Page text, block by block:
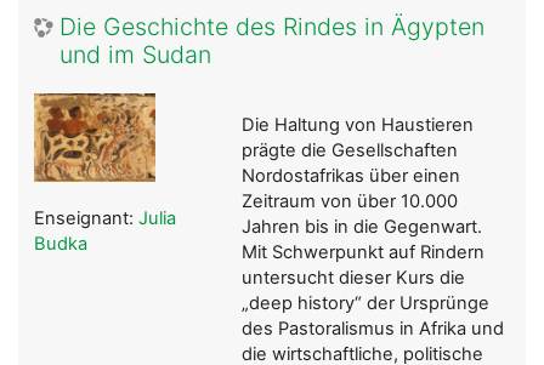
Die Geschichte des Rindes in Ägypten
und im Sudan
Die Haltung von Haustieren
prägte die Gesellschaften
Nordostafrikas über einen
Zeitraum von über 10.000
Jahren bis in die Gegenwart.
Mit Schwerpunkt auf Rindern
untersucht dieser Kurs die
„deep history“ der Ursprünge
des Pastoralismus in Afrika und
die wirtschaftliche, politische
Enseignant: Julia
Budka